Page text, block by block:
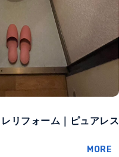
リフォーム｜ピュアレス
MORE